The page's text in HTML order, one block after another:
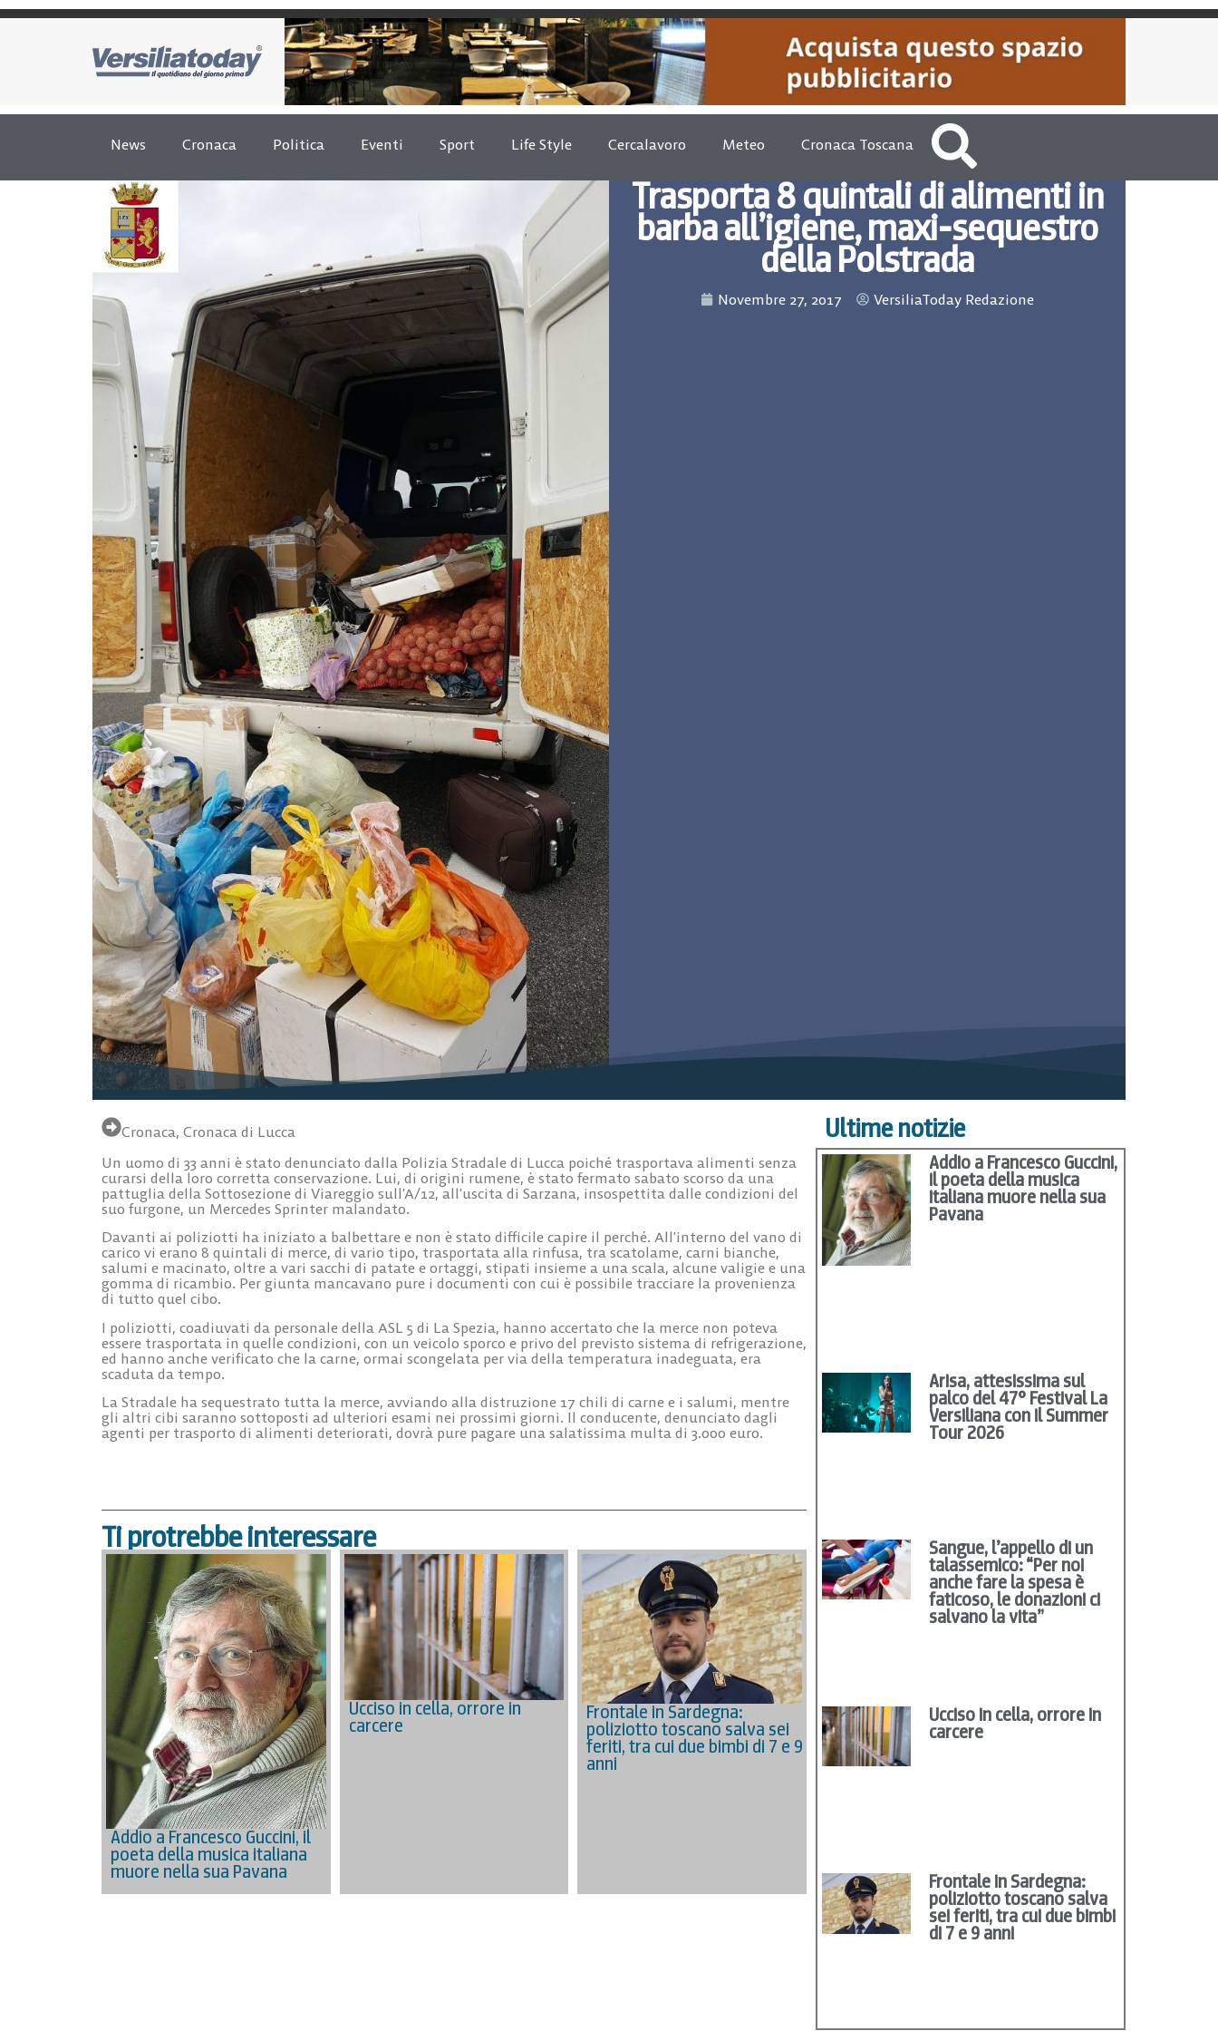
News Cronaca Politica Eventi Sport Life Style Cercalavoro Meteo Cronaca Toscana
Trasporta 8 quintali di alimenti in
barba all’igiene, maxi-sequestro
della Polstrada
Novembre 27, 2017 VersiliaToday Redazione
Cronaca, Cronaca di Lucca
Un uomo di 33 anni è stato denunciato dalla Polizia Stradale di Lucca poiché trasportava alimenti senza
curarsi della loro corretta conservazione. Lui, di origini rumene, è stato fermato sabato scorso da una
pattuglia della Sottosezione di Viareggio sull’A/12, all’uscita di Sarzana, insospettita dalle condizioni del
suo furgone, un Mercedes Sprinter malandato.
Davanti ai poliziotti ha iniziato a balbettare e non è stato difficile capire il perché. All’interno del vano di
carico vi erano 8 quintali di merce, di vario tipo, trasportata alla rinfusa, tra scatolame, carni bianche,
salumi e macinato, oltre a vari sacchi di patate e ortaggi, stipati insieme a una scala, alcune valigie e una
gomma di ricambio. Per giunta mancavano pure i documenti con cui è possibile tracciare la provenienza
di tutto quel cibo.
I poliziotti, coadiuvati da personale della ASL 5 di La Spezia, hanno accertato che la merce non poteva
essere trasportata in quelle condizioni, con un veicolo sporco e privo del previsto sistema di refrigerazione,
ed hanno anche verificato che la carne, ormai scongelata per via della temperatura inadeguata, era
scaduta da tempo.
La Stradale ha sequestrato tutta la merce, avviando alla distruzione 17 chili di carne e i salumi, mentre
gli altri cibi saranno sottoposti ad ulteriori esami nei prossimi giorni. Il conducente, denunciato dagli
agenti per trasporto di alimenti deteriorati, dovrà pure pagare una salatissima multa di 3.000 euro.
Ti protrebbe interessare
Addio a Francesco Guccini, il
poeta della musica italiana
muore nella sua Pavana
Ucciso in cella, orrore in
carcere
Frontale in Sardegna:
poliziotto toscano salva sei
feriti, tra cui due bimbi di 7 e 9
anni
Ultime notizie
Addio a Francesco Guccini,
il poeta della musica
italiana muore nella sua
Pavana
Arisa, attesissima sul
palco del 47° Festival La
Versiliana con il Summer
Tour 2026
Sangue, l’appello di un
talassemico: “Per noi
anche fare la spesa è
faticoso, le donazioni ci
salvano la vita”
Ucciso in cella, orrore in
carcere
Frontale in Sardegna:
poliziotto toscano salva
sei feriti, tra cui due bimbi
di 7 e 9 anni